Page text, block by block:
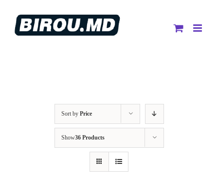
content
Sort by Price
Show36 Products